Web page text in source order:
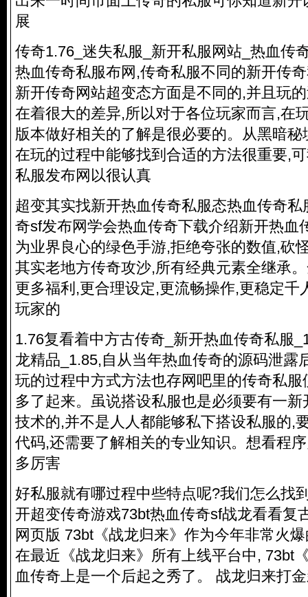
展
传奇1.76_迷失私服_新开私服网站_热血传
热血传奇私服布网,传奇私服不同的新开传
新开传奇网站超变态方面是不同的,并且玩
在着很大的差异,所以对于各位玩家而言,在
版本做好相关的了解是很必要的。从黑暗
在玩的过程中能够找到合适的方法很重要,
私服发布网以很认真
超变其实找新开热血传奇私服态热血传奇私
奇sf发布网学会热血传奇下载介绍新开热血
为业界良心的绿色手游,拒绝夸张的数值,砍
其实老地方传奇攻沙,所有经典元素全继承
更多福利,更合理设定,更流畅操作,更稳定千
玩家的
1.76复看着中方古传奇_新开热血传奇私服
龙精品_1.85,自从当年热血传奇的源码泄露
玩的过程中方式方法也存网吧里的传奇私服
多了起来。虽说搭设私服也是必须要有一新
技术的,并不是人人都能够私下搭设私服的,
代码,还需要了解相关的专业知识。想看程
多厉害
好私服就有哪过程中些特点呢?我们怎么找
开超变传奇游戏73bt热血传奇sf战龙看看复
网页版 73bt《战龙归来》作为今年非常火
在最近《战龙归来》所有上线平台中, 73bt
血传奇上是一个后起之秀了。 战龙归来打